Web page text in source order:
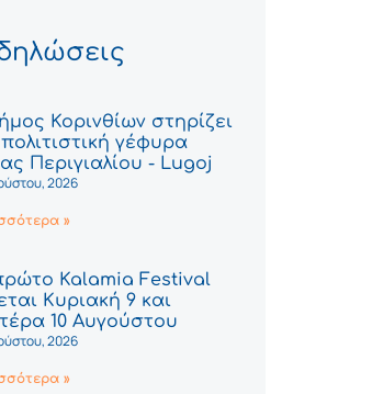
Κορινθίων στηρίζει
γέφυρα
Περιγιαλίου - Lugoj
2026
»
Kalamia Festival
Κυριακή 9 και
10 Αυγούστου
2026
»